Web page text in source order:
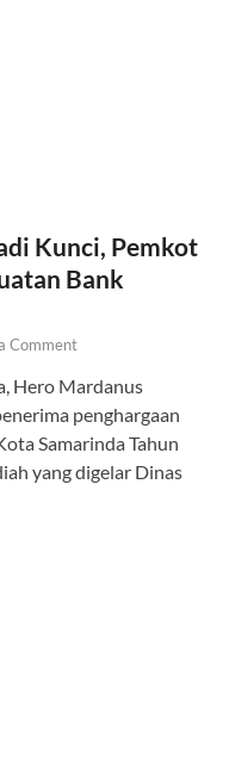
Kunci, Pemkot
Bank
Comment
Hero Mardanus
penghargaan
Samarinda Tahun
yang digelar Dinas